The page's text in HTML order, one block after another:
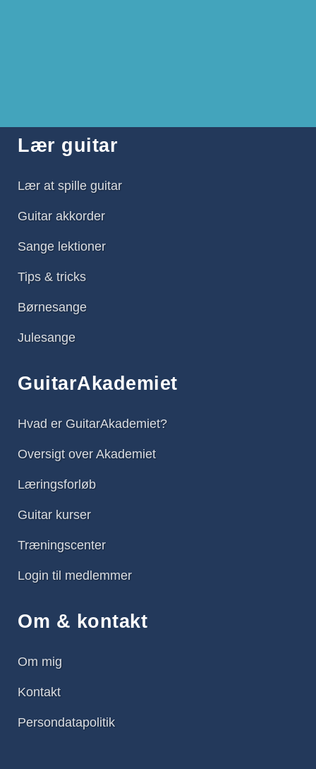
Lær guitar
Lær at spille guitar
Guitar akkorder
Sange lektioner
Tips & tricks
Børnesange
Julesange
GuitarAkademiet
Hvad er GuitarAkademiet?
Oversigt over Akademiet
Læringsforløb
Guitar kurser
Træningscenter
Login til medlemmer
Om & kontakt
Om mig
Kontakt
Persondatapolitik